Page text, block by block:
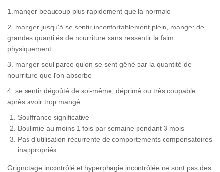
1.manger beaucoup plus rapidement que la normale
2. manger jusqu'à se sentir inconfortablement plein, manger de
grandes quantités de nourriture sans ressentir la faim
physiquement
3. manger seul parce qu’on se sent gêné par la quantité de
nourriture que l’on absorbe
4. se sentir dégoûté de soi-même, déprimé ou très coupable
après avoir trop mangé
Souffrance significative
Boulimie au moins 1 fois par semaine pendant 3 mois
Pas d’utilisation récurrente de comportements compensatoires
inappropriés
Grignotage incontrôlé et hyperphagie incontrôlée ne sont pas des